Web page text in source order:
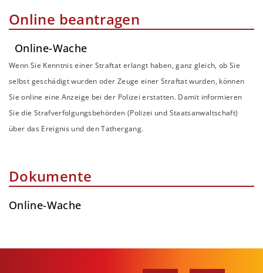
Online beantragen
Online-Wache
Wenn Sie Kenntnis einer Straftat erlangt haben, ganz gleich, ob Sie
selbst geschädigt wurden oder Zeuge einer Straftat wurden, können
Sie online eine Anzeige bei der Polizei erstatten. Damit informieren
Sie die Strafverfolgungsbehörden (Polizei und Staatsanwaltschaft)
über das Ereignis und den Tathergang.
Dokumente
Online-Wache